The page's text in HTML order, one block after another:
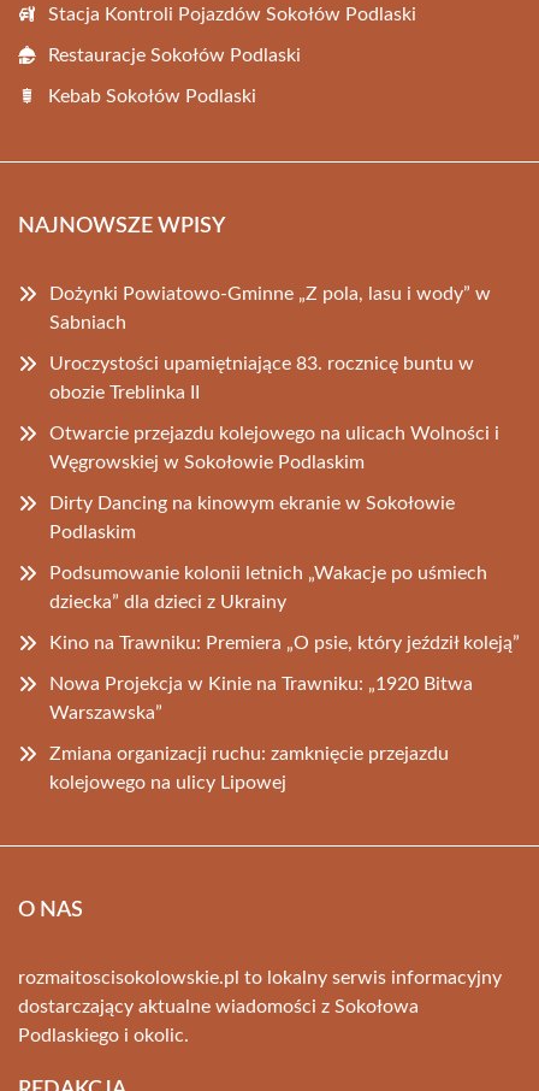
Stacja Kontroli Pojazdów Sokołów Podlaski
Restauracje Sokołów Podlaski
Kebab Sokołów Podlaski
NAJNOWSZE WPISY
Dożynki Powiatowo-Gminne „Z pola, lasu i wody” w
Sabniach
Uroczystości upamiętniające 83. rocznicę buntu w
obozie Treblinka II
Otwarcie przejazdu kolejowego na ulicach Wolności i
Węgrowskiej w Sokołowie Podlaskim
Dirty Dancing na kinowym ekranie w Sokołowie
Podlaskim
Podsumowanie kolonii letnich „Wakacje po uśmiech
dziecka” dla dzieci z Ukrainy
Kino na Trawniku: Premiera „O psie, który jeździł koleją”
Nowa Projekcja w Kinie na Trawniku: „1920 Bitwa
Warszawska”
Zmiana organizacji ruchu: zamknięcie przejazdu
kolejowego na ulicy Lipowej
O NAS
rozmaitoscisokolowskie.pl to lokalny serwis informacyjny
dostarczający aktualne wiadomości z Sokołowa
Podlaskiego i okolic.